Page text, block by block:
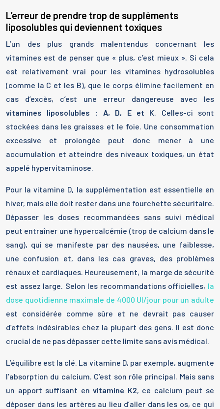
L’erreur de prendre trop de suppléments
liposolubles qui deviennent toxiques
L’un des plus grands malentendus concernant les
vitamines est de penser que « plus, c’est mieux ». Si cela
est relativement vrai pour les vitamines hydrosolubles
(comme la C et les B), que le corps élimine facilement en
cas d’excès, c’est une erreur dangereuse avec les
vitamines liposolubles : A, D, E et K. Celles-ci sont
stockées dans les graisses et le foie. Une consommation
excessive et prolongée peut donc mener à une
accumulation et atteindre des niveaux toxiques, un état
appelé hypervitaminose.
Pour la vitamine D, la supplémentation est essentielle en
hiver, mais elle doit rester dans une fourchette sécuritaire.
Dépasser les doses recommandées sans suivi médical
peut entraîner une hypercalcémie (trop de calcium dans le
sang), qui se manifeste par des nausées, une faiblesse,
une confusion et, dans les cas graves, des problèmes
rénaux et cardiaques. Heureusement, la marge de sécurité
est assez large. Selon les recommandations officielles, la
dose quotidienne maximale de 4000 UI/jour pour un adulte
est considérée comme sûre et ne devrait pas causer
d’effets indésirables chez la plupart des gens. Il est donc
crucial de ne pas dépasser cette limite sans avis médical.
L’équilibre est la clé. La vitamine D, par exemple, augmente
l’absorption du calcium. C’est son rôle principal. Mais sans
un apport suffisant envitamine K2, ce calcium peut se
déposer dans les artères au lieu d’aller dans les os, ce qui